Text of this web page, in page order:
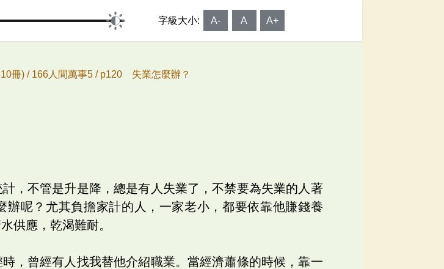
字級大小: A- A A+
冊) / 166人間萬事5 / p120 失業怎麼辦？
，不管是升是降，總是有人失業了，不禁要為失業的人著
辦呢？尤其負擔家計的人，一家老小，都要依靠他賺錢養
供應，乾渴難耐。
，曾經有人找我替他介紹職業。當經濟蕭條的時候，靠一